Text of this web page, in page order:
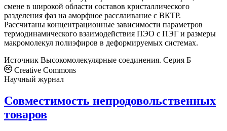
смене в широкой области составов кристаллического
разделения фаз на аморфное расслаивание с ВКТР.
Рассчитаны концентрационные зависимости параметров
термодинамического взаимодействия ПЭО с ПЭГ и размеры
макромолекул полиэфиров в деформируемых системах.
Источник Высокомолекулярные соединения. Серия Б
Creative Commons
Научный журнал
Совместимость непродовольственных
товаров